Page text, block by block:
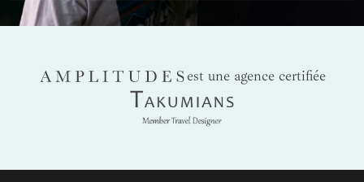
AMPLITUDES
est une agence certifiée
Takumians